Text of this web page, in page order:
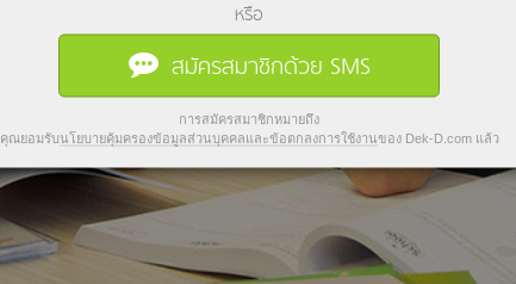
หรือ
สมัครสมาชิกด้วย SMS
การสมัครสมาชิกหมายถึง
คุณยอมรับนโยบายคุ้มครองข้อมูลส่วนบุคคลและข้อตกลงการใช้งานของ Dek-D.com แล้ว